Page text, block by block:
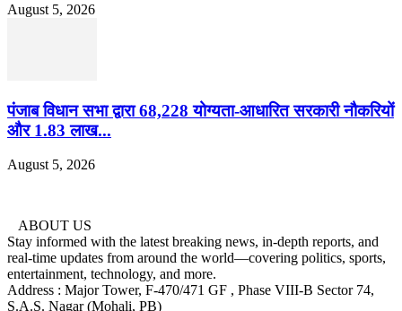
August 5, 2026
पंजाब विधान सभा द्वारा 68,228 योग्यता-आधारित सरकारी नौकरियों
और 1.83 लाख...
August 5, 2026
ABOUT US
Stay informed with the latest breaking news, in-depth reports, and
real-time updates from around the world—covering politics, sports,
entertainment, technology, and more.
Address : Major Tower, F-470/471 GF , Phase VIII-B Sector 74,
S.A.S. Nagar (Mohali, PB)